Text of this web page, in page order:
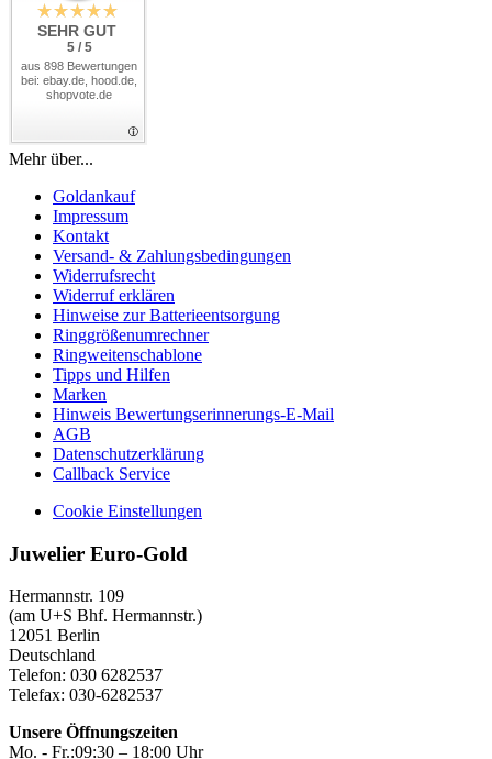
SEHR GUT
5 / 5
aus 898 Bewertungen
bei: ebay.de, hood.de,
shopvote.de
Mehr über...
Goldankauf
Impressum
Kontakt
Versand- & Zahlungsbedingungen
Widerrufsrecht
Widerruf erklären
Hinweise zur Batterieentsorgung
Ringgrößenumrechner
Ringweitenschablone
Tipps und Hilfen
Marken
Hinweis Bewertungserinnerungs-E-Mail
AGB
Datenschutzerklärung
Callback Service
Cookie Einstellungen
Juwelier Euro-Gold
Hermannstr. 109
(am U+S Bhf. Hermannstr.)
12051 Berlin
Deutschland
Telefon: 030 6282537
Telefax: 030-6282537
Unsere Öffnungszeiten
Mo. - Fr.:09:30 – 18:00 Uhr